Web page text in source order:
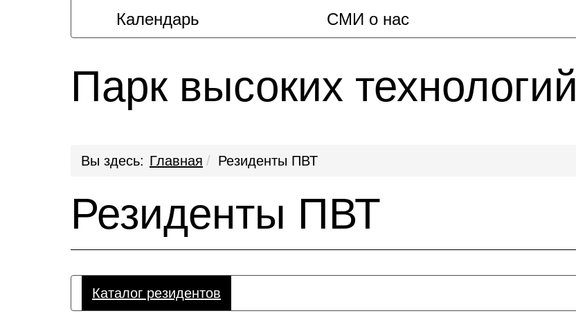
Календарь
СМИ о нас
Парк высоких технологий
Вы здесь: Главная Резиденты ПВТ
Резиденты ПВТ
Каталог резидентов